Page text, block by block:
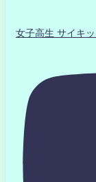
女子高生 サイキ